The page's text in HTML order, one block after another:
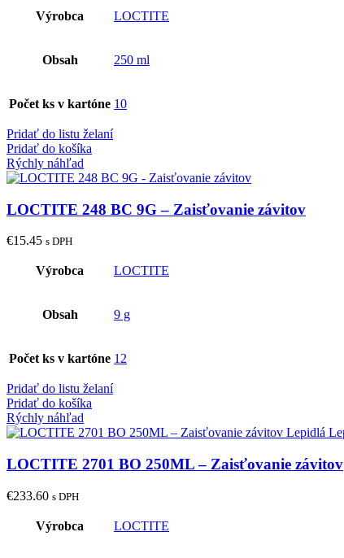
Výrobca LOCTITE
Obsah 250 ml
Počet ks v kartóne 10
Pridať do listu želaní
Pridať do košíka
Rýchly náhľad
LOCTITE 248 BC 9G – Zaisťovanie závitov
€15.45 s DPH
Výrobca LOCTITE
Obsah 9 g
Počet ks v kartóne 12
Pridať do listu želaní
Pridať do košíka
Rýchly náhľad
LOCTITE 2701 BO 250ML – Zaisťovanie závitov
€233.60 s DPH
Výrobca LOCTITE